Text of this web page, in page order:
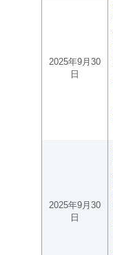
2025年9月30
日
2025年9月30
日